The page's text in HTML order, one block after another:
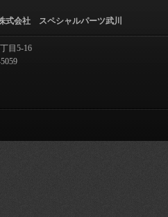
式会社 スペシャルパーツ武川
目5-16